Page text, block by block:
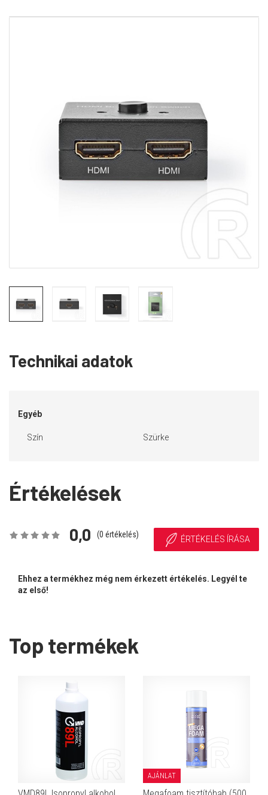
Technikai adatok
Egyéb
Szín Szürke
Értékelések
0,0 (0 értékelés) ÉRTÉKELÉS ÍRÁSA
Ehhez a termékhez még nem érkezett értékelés. Legyél te
az első!
Top termékek
AJÁNLAT